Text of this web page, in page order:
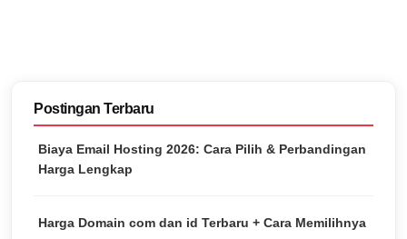
Postingan Terbaru
Biaya Email Hosting 2026: Cara Pilih & Perbandingan
Harga Lengkap
Harga Domain com dan id Terbaru + Cara Memilihnya